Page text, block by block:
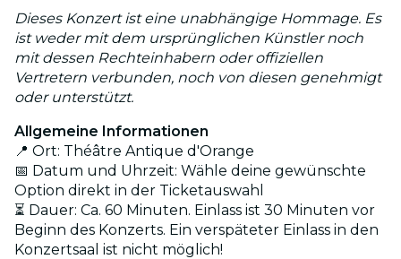
Dieses Konzert ist eine unabhängige Hommage. Es
ist weder mit dem ursprünglichen Künstler noch
mit dessen Rechteinhabern oder offiziellen
Vertretern verbunden, noch von diesen genehmigt
oder unterstützt.
Allgemeine Informationen
📍 Ort: Théâtre Antique d'Orange
📅 Datum und Uhrzeit: Wähle deine gewünschte
Option direkt in der Ticketauswahl
⏳ Dauer: Ca. 60 Minuten. Einlass ist 30 Minuten vor
Beginn des Konzerts. Ein verspäteter Einlass in den
Konzertsaal ist nicht möglich!